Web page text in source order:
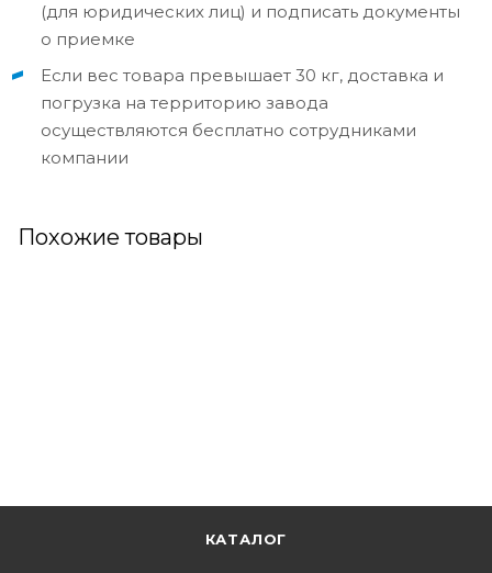
(для юридических лиц) и подписать документы
о приемке
Если вес товара превышает 30 кг, доставка и
погрузка на территорию завода
осуществляются бесплатно сотрудниками
компании
Похожие товары
КАТАЛОГ